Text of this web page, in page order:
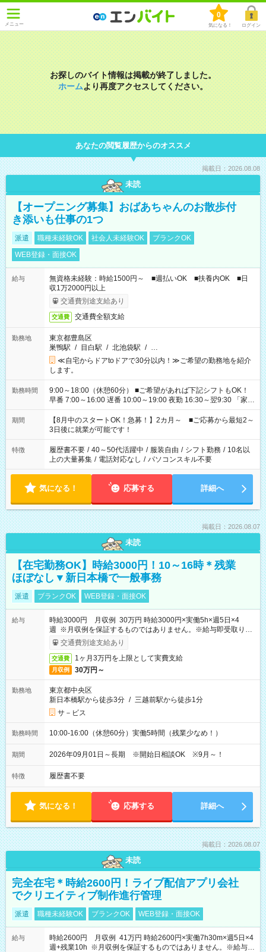
メニュー
0
気になる！ ログイン
お探しのバイト情報は掲載が終了しました。
ホームより再度アクセスしてください。
あなたの閲覧履歴からのオススメ
掲載日：2026.08.08
未読
【オープニング募集】おばあちゃんのお散歩付
き添いも仕事の1つ
派遣 職種未経験OK 社会人未経験OK
ブランクOK
WEB登録・面接OK
給与
無資格未経験：時給1500円～ ■週払いOK ■扶養内OK ■日
収1万2000円以上
交通費別途支給あり
交通費 交通費全額支給
勤務地
東京都豊島区
巣鴨駅 / 目白駅 / 北池袋駅 / …
≪自宅からドアtoドアで30分以内！≫ご希望の勤務地を紹介
します。
勤務時間
9:00～18:00（休憩60分） ■ご希望があれば下記シフトもOK！
早番 7:00～16:00 遅番 10:00～19:00 夜勤 16:30～翌9:30 「家族
と休みを合わせたい」 「余裕を持って夕飯の準備がしたい」
「できれば残業はしたくない」 など、ご希望を教えてください
ね。 ※Wワーク希望の方へ 今ご覧のお仕事で希望する勤務時間
と、もう1つのお仕事の勤務時間。 合計で週40時間を超える場
合は応募できません。
期間
【8月中のスタートOK！急募！】2カ月～ ■ご応募から最短2～
3日後に就業が可能です！
特徴 履歴書不要 / 40～50代活躍中 / 服装自由 / シフト勤務 / 10名以
上の大量募集 / 電話対応なし / パソコンスキル不要
気になる！ 応募する 詳細へ
掲載日：2026.08.07
未読
【在宅勤務OK】時給3000円！10～16時＊残業
ほぼなし▼新日本橋で一般事務
派遣 ブランクOK WEB登録・面接OK
給与
時給3000円 月収例 30万円 時給3000円×実働5h×週5日×4
週 ※月収例を保証するものではありません。※給与即受取りサ
ービス利用可（利用条件有）
交通費別途支給あり
交通費 1ヶ月3万円を上限として実費支給
月収例 30万円～
勤務地
東京都中央区
新日本橋駅から徒歩3分 / 三越前駅から徒歩1分
サ－ビス
勤務時間 10:00-16:00（休憩60分）実働5時間（残業少なめ！）
期間 2026年09月01日～長期 ※開始日相談OK ※9月～！
特徴 履歴書不要
気になる！ 応募する 詳細へ
掲載日：2026.08.07
未読
完全在宅＊時給2600円！ライブ配信アプリ会社
でクリエイティブ制作進行管理
派遣 職種未経験OK ブランクOK WEB登録・面接OK
給与
時給2600円 月収例 41万円 時給2600円×実働7h30m×週5日×4
週+残業10h ※月収例を保証するものではありません。※給与即